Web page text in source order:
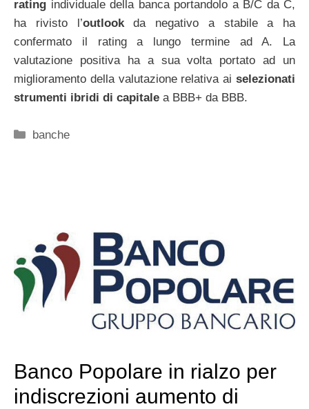
rating individuale della banca portandolo a B/C da C,
ha rivisto l’outlookda negativo a stabile a ha
confermato il rating a lungo termine ad A. La
valutazione positiva ha a sua volta portato ad un
miglioramento della valutazione relativa ai selezionati
strumenti ibridi di capitale a BBB+ da BBB.
Categorie
banche
Banco Popolare in rialzo per
indiscrezioni aumento di